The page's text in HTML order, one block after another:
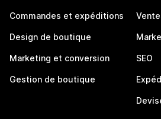
Commandes et expéditions
Design de boutique
Marketing et conversion
Gestion de boutique
SEO